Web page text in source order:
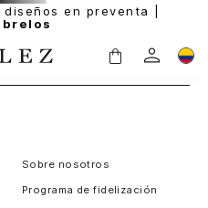
en preventa |
Sobre nosotros
Programa de fidelización